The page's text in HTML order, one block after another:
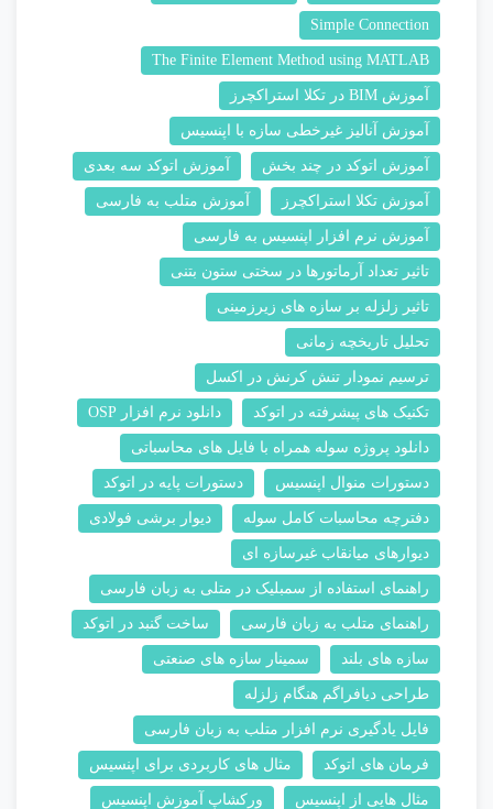
Simple Connection
The Finite Element Method using MATLAB
آموزش BIM در تکلا استراکچرز
آموزش آنالیز غیرخطی سازه با اپنسیس
آموزش اتوکد در چند بخش آموزش اتوکد سه بعدی
آموزش تکلا استراکچرز آموزش متلب به فارسی
آموزش نرم افزار اپنسیس به فارسی
تاثیر تعداد آرماتورها در سختی ستون بتنی
تاثیر زلزله بر سازه های زیرزمینی
تحلیل تاریخچه زمانی
ترسیم نمودار تنش کرنش در اکسل
تکنیک های پیشرفته در اتوکد دانلود نرم افزار OSP
دانلود پروژه سوله همراه با فایل های محاسباتی
دستورات منوال اپنسیس دستورات پایه در اتوکد
دفترچه محاسبات کامل سوله دیوار برشی فولادی
دیوارهای میانقاب غیرسازه ای
راهنمای استفاده از سمبلیک در متلی به زبان فارسی
راهنمای متلب به زبان فارسی ساخت گنبد در اتوکد
سازه های بلند سمینار سازه های صنعتی
طراحی دیافراگم هنگام زلزله
فایل یادگیری نرم افزار متلب به زبان فارسی
فرمان های اتوکد مثال های کاربردی برای اپنسیس
مثال هایی از اپنسیس ورکشاپ آموزش اپنسیس